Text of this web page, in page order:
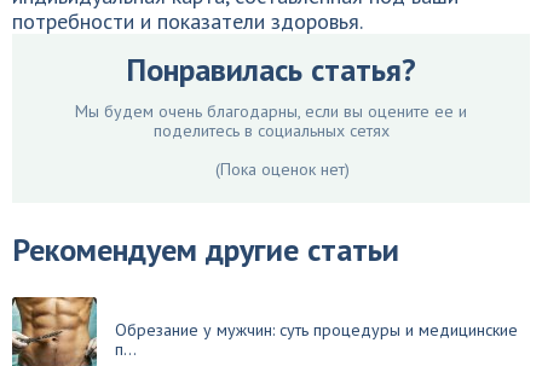
потребности и показатели здоровья.
Понравилась статья?
Мы будем очень благодарны, если вы оцените ее и
поделитесь в социальных сетях
(Пока оценок нет)
Рекомендуем другие статьи
Обрезание у мужчин: суть процедуры и медицинские
п...